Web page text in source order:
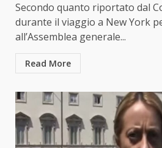
Secondo quanto riportato dal
durante il viaggio a New York
all’Assemblea generale...
Read More